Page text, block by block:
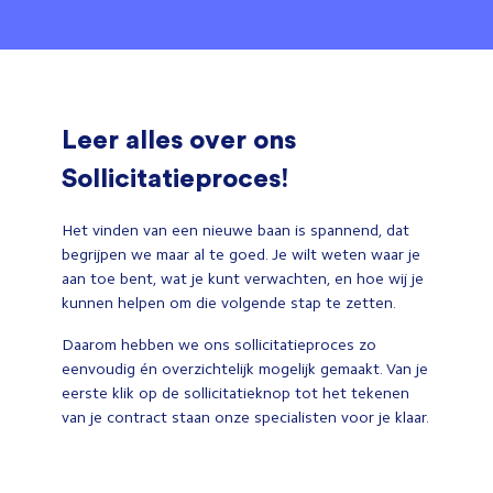
Leer alles over ons
Sollicitatieproces!
Het vinden van een nieuwe baan is spannend, dat
begrijpen we maar al te goed. Je wilt weten waar je
aan toe bent, wat je kunt verwachten, en hoe wij je
kunnen helpen om die volgende stap te zetten.
Daarom hebben we ons sollicitatieproces zo
eenvoudig én overzichtelijk mogelijk gemaakt. Van je
eerste klik op de sollicitatieknop tot het tekenen
van je contract staan onze specialisten voor je klaar.